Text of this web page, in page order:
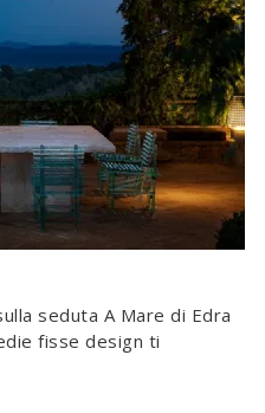
seduta A Mare di Edra
fisse design ti